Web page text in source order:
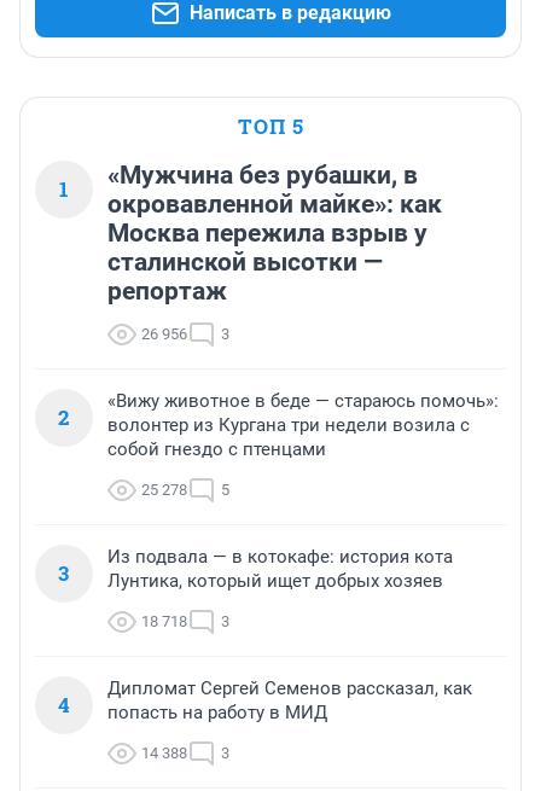
Написать в редакцию
ТОП 5
1
«Мужчина без рубашки, в
окровавленной майке»: как
Москва пережила взрыв у
сталинской высотки —
репортаж
26 956 3
2
«Вижу животное в беде — стараюсь помочь»:
волонтер из Кургана три недели возила с
собой гнездо с птенцами
25 278 5
3
Из подвала — в котокафе: история кота
Лунтика, который ищет добрых хозяев
18 718 3
4
Дипломат Сергей Семенов рассказал, как
попасть на работу в МИД
14 388 3